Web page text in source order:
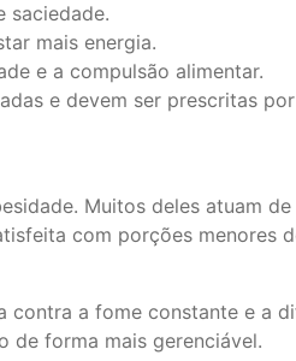
saciedade.
mais energia.
e a compulsão alimentar.
e devem ser prescritas
Muitos deles atuam
com porções menores
a fome constante e a
de forma mais gerenciável.